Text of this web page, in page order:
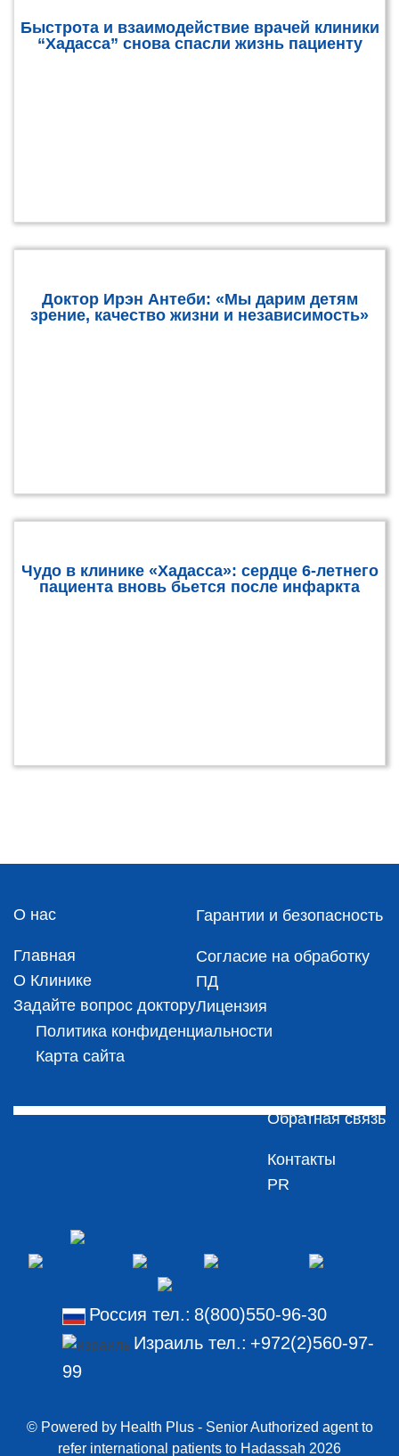
Быстрота и взаимодействие врачей клиники
“Хадасса” снова спасли жизнь пациенту
Доктор Ирэн Антеби: «Мы дарим детям
зрение, качество жизни и независимость»
Чудо в клинике «Хадасса»: сердце 6-летнего
пациента вновь бьется после инфаркта
О нас
Главная
О Клинике
Задайте вопрос доктору
Гарантии и безопасность
Согласие на обработку
ПД
Лицензия
Политика конфиденциальности
Карта сайта
Обратная связь
Контакты
PR
Россия тел.: 8(800)550-96-30
Израиль тел.: +972(2)560-97-
99
© Powered by Health Plus - Senior Authorized agent to
refer international patients to Hadassah 2026